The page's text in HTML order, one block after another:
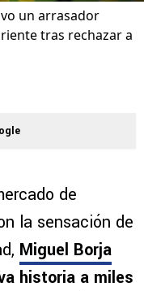
un arrasador
tras rechazar a
de
la sensación de
Miguel Borja
historia a miles